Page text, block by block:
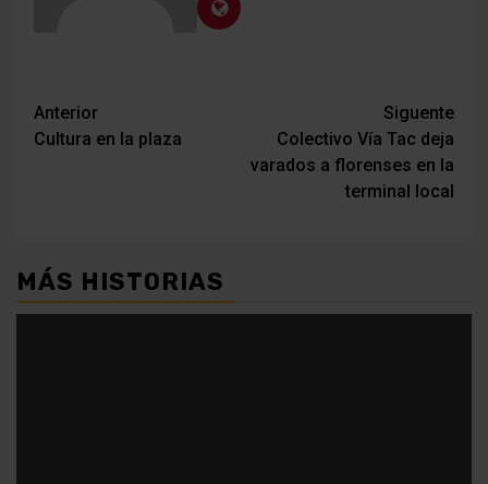
Navegación
de
Anterior
Cultura en la plaza
Siguente
Colectivo Vía Tac deja
varados a florenses en la
terminal local
MÁS HISTORIAS